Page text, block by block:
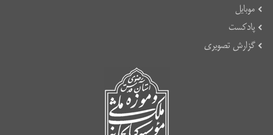
موبایل
پادکست
گزارش تصویری